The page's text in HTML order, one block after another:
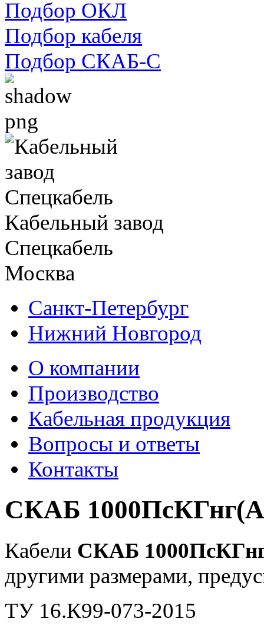
Подбор ОКЛ
Подбор кабеля
Подбор СКАБ-С
Кабельный завод
Спецкабель
Москва
Санкт-Петербург
Нижний Новгород
О компании
Производство
Кабельная продукция
Вопросы и ответы
Контакты
СКАБ
Кабели СКАБ
другими размерами,
ТУ 16.К99-073-2015